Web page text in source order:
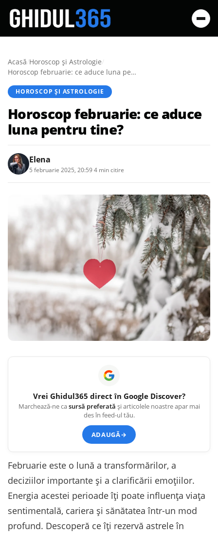
Acasă/Horoscop și Astrologie/
Horoscop februarie: ce aduce luna pentru tine?
HOROSCOP ȘI ASTROLOGIE
Horoscop februarie: ce aduce
luna pentru tine?
Elena
5 februarie 2025, 20:594 min citire
Vrei Ghidul365 direct în Google Discover?
Marchează-ne casursă preferată și articolele noastre apar mai
des în feed-ul tău.
ADAUGĂ→
Februarie este o lună a transformărilor, a
deciziilor importante și a clarificării emoțiilor.
Energia acestei perioade îți poate influența viața
sentimentală, cariera și sănătatea într-un mod
profund. Descoperă ce îți rezervă astrele în